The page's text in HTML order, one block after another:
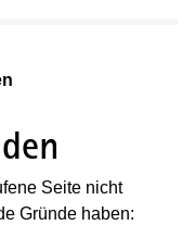
Seite nicht
Gründe haben: